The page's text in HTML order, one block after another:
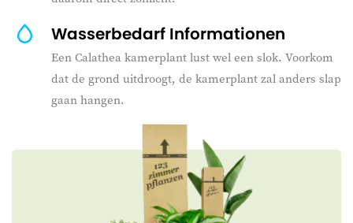
Wasserbedarf Informationen
Een Calathea kamerplant lust wel een slok. Voorkom
dat de grond uitdroogt, de kamerplant zal anders slap
gaan hangen.